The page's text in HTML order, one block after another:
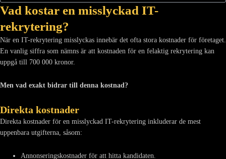
Vad kostar en misslyckad IT-
rekrytering?
När en IT-rekrytering misslyckas innebär det ofta stora kostnader för företaget.
En vanlig siffra som nämns är att kostnaden för en felaktig rekrytering kan
uppgå till 700 000 kronor.
Men vad exakt bidrar till denna kostnad?
Direkta kostnader
Direkta kostnader för en misslyckad IT-rekrytering inkluderar de mest
uppenbara utgifterna, såsom:
Annonseringskostnader för att hitta kandidaten.